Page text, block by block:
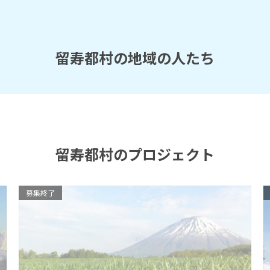
留寿都村の地域の人たち
留寿都村のプロジェクト
募集終了